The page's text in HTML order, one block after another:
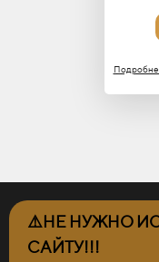
⚠️НЕ НУЖНО
САЙТУ!!!